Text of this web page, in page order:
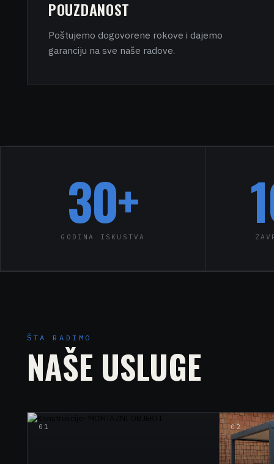
POUZDANOST
Poštujemo dogovorene rokove i dajemo
garanciju na sve naše radove.
30+
GODINA ISKUSTVA
ŠTA RADIMO
NAŠE USLUGE
01 02